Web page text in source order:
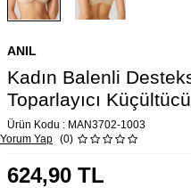
ANIL
Kadın Balenli
Toparlayıcı
Ürün Kodu : MAN3702-1003
Yorum Yap (0)
624,90 TL